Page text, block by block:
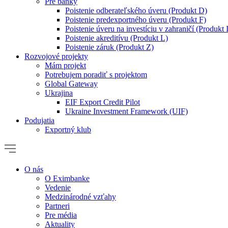
Poistenie odberateľského úveru (Produkt D)
Poistenie predexportného úveru (Produkt F)
Poistenie úveru na investíciu v zahraničí (Produkt
Poistenie akreditívu (Produkt L)
Poistenie záruk (Produkt Z)
Rozvojové projekty
Mám projekt
Potrebujem poradiť s projektom
Global Gateway
Ukrajina
EIF Export Credit Pilot
Ukraine Investment Framework (UIF)
Podujatia
Exportný klub
O nás
O Eximbanke
Vedenie
Medzinárodné vzťahy
Partneri
Pre média
Aktuality